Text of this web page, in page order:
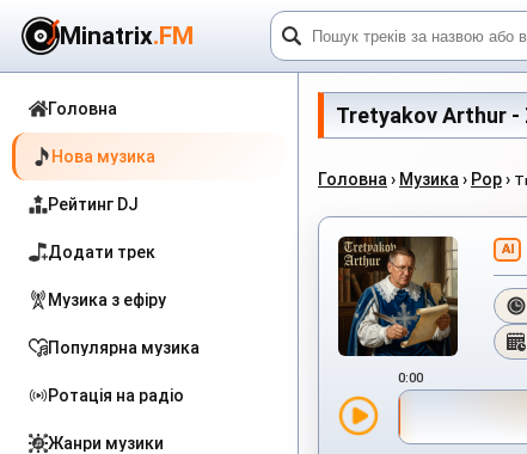
Minatrix.FM
Головна
Нова музика
Рейтинг DJ
Додати трек
Музика з ефіру
Популярна музика
Ротація на радіо
Жанри музики
Tretyakov Arthur -
Головна › Музика › Pop›
AI
0:00